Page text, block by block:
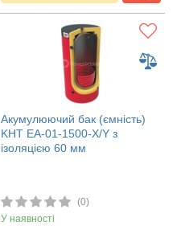
Акумулюючий бак (ємність)
KHT ЕА-01-1500-X/Y з
ізоляцією 60 мм
(0)
У наявності